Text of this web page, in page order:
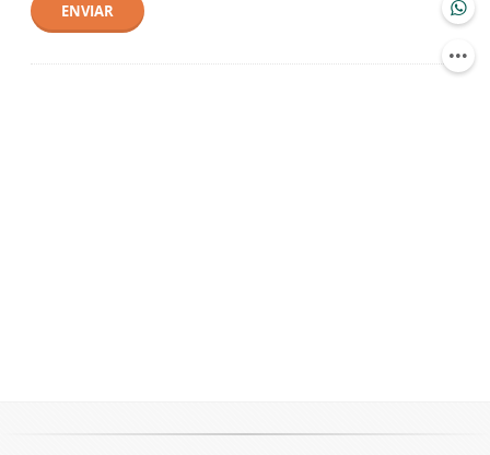
ENVIAR